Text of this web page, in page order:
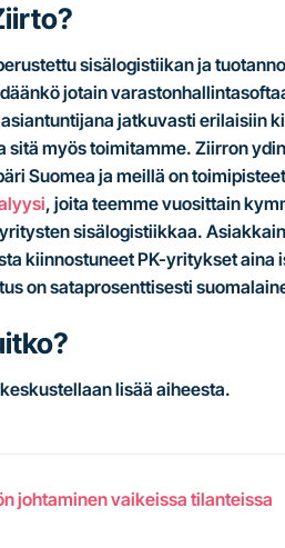
sisälogistiikan ja
jotain
jatkuvasti erilaisiin
sitä myös toimitamme. Ziirron
Suomea ja meillä on
, joita teemme vuosittain
sisälogistiikkaa.
kiinnostuneet PK-yritykset
on sataprosenttisesti
lisää aiheesta.
johtaminen vaikeissa tilanteissa